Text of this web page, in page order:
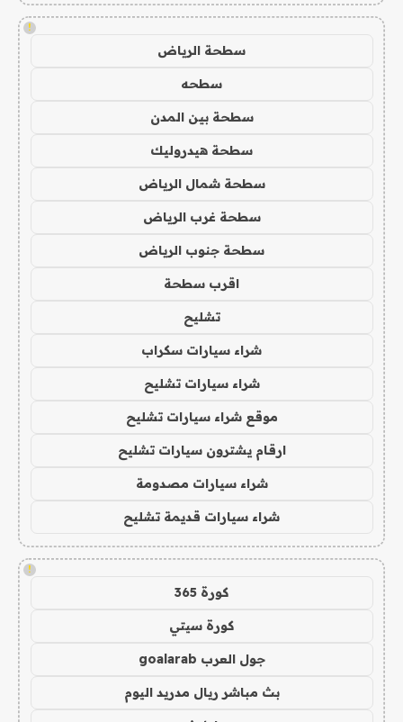
!
سطحة الرياض
سطحه
سطحة بين المدن
سطحة هيدروليك
سطحة شمال الرياض
سطحة غرب الرياض
سطحة جنوب الرياض
اقرب سطحة
تشليح
شراء سيارات سكراب
شراء سيارات تشليح
موقع شراء سيارات تشليح
ارقام يشترون سيارات تشليح
شراء سيارات مصدومة
شراء سيارات قديمة تشليح
!
كورة 365
كورة سيتي
جول العرب goalarab
بث مباشر ريال مدريد اليوم